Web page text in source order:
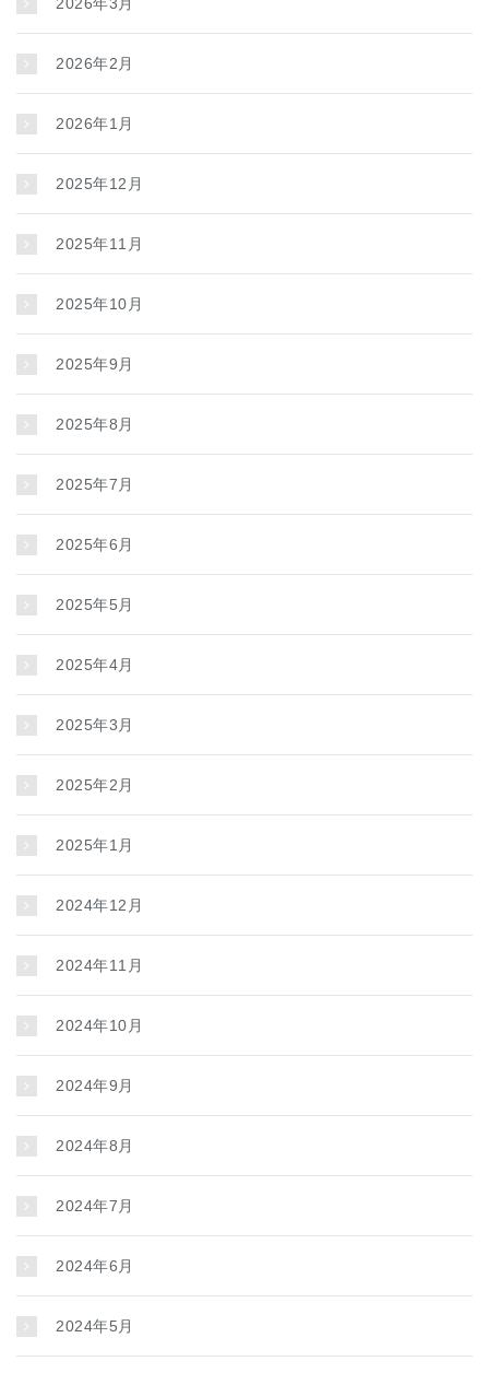
2026年2月
2026年1月
2025年12月
2025年11月
2025年10月
2025年9月
2025年8月
2025年7月
2025年6月
2025年5月
2025年4月
2025年3月
2025年2月
2025年1月
2024年12月
2024年11月
2024年10月
2024年9月
2024年8月
2024年7月
2024年6月
2024年5月